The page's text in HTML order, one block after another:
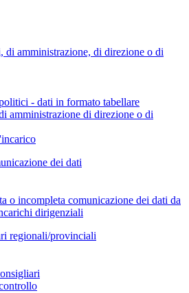
amministrazione, di direzione o di
- dati in formato tabellare
amministrazione di direzione o di
dei dati
o incompleta comunicazione dei dati da
dirigenziali
regionali/provinciali